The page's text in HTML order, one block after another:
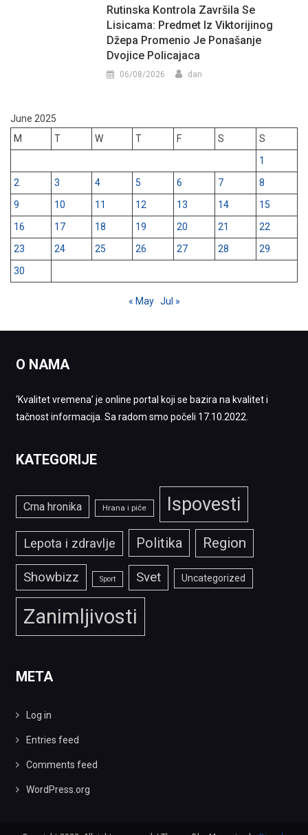
Rutinska Kontrola Završila Se
Lisicama: Predmet Iz Viktorijinog
Džepa Promenio Je Ponašanje
Dvojice Policajaca
06/08/2026 dan
June 2025
M
T W T F S
S
1
2
3 4 5 6 7
8
9
10 11 12 13 14
15
16
17 18 19 20 21
22
23
24 25 26 27 28
29
30
« May Jul »
O NAMA
‘Kvalitet vremena’ je online portal koji se bazira na kvalitet i
tačnost informacija. Sa radom smo počeli 17.10.2022.
KATEGORIJE
Crna hronika Hrana i piće Ispovesti
Lepota i zdravlje Politika Region
Showbizz Sport Svet Uncategorized
Zanimljivosti
META
Log in
Entries feed
Comments feed
WordPress.org